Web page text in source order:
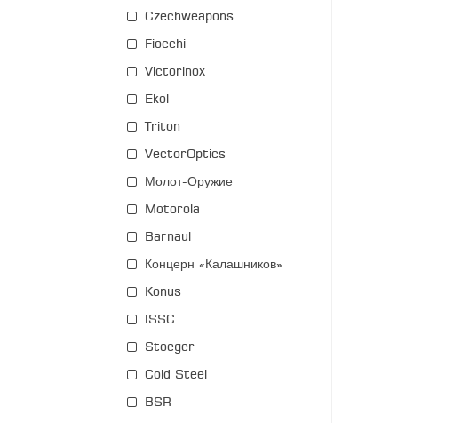
Czechweapons
Fiocchi
Victorinox
Ekol
Triton
VectorOptics
Молот-Оружие
Motorola
Barnaul
Концерн «Калашников»
Konus
ISSC
Stoeger
Cold Steel
BSR